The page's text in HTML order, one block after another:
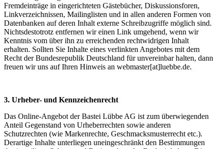
Fremdeinträge in eingerichteten Gästebücher, Diskussionsforen,
Linkverzeichnissen, Mailinglisten und in allen anderen Formen von
Datenbanken auf deren Inhalt externe Schreibzugriffe möglich sind.
Nichtsdestotrotz entfernen wir einen Link umgehend, wenn wir
Kenntnis vom über ihn zu erreichenden rechtwidrigen Inhalt
erhalten. Sollten Sie Inhalte eines verlinkten Angebotes mit dem
Recht der Bundesrepublik Deutschland für unvereinbar halten, dann
freuen wir uns auf Ihren Hinweis an webmaster[at]luebbe.de.
3. Urheber- und Kennzeichenrecht
Das Online-Angebot der Bastei Lübbe AG ist zum überwiegenden
Anteil Gegenstand von Urheberrechten sowie anderen
Schutzrechten (wie Markenrechte, Geschmacksmusterrecht etc.).
Derartige Inhalte unterliegen uneingeschränkt den Bestimmungen